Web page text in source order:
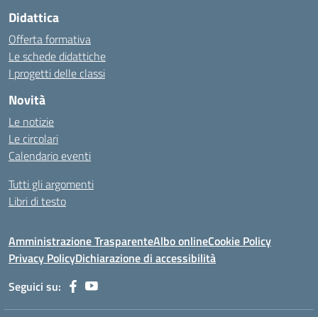
Didattica
Offerta formativa
Le schede didattiche
I progetti delle classi
Novità
Le notizie
Le circolari
Calendario eventi
Tutti gli argomenti
Libri di testo
Amministrazione TrasparenteAlbo onlineCookie Policy
Privacy PolicyDichiarazione di accessibilità
Seguici su: